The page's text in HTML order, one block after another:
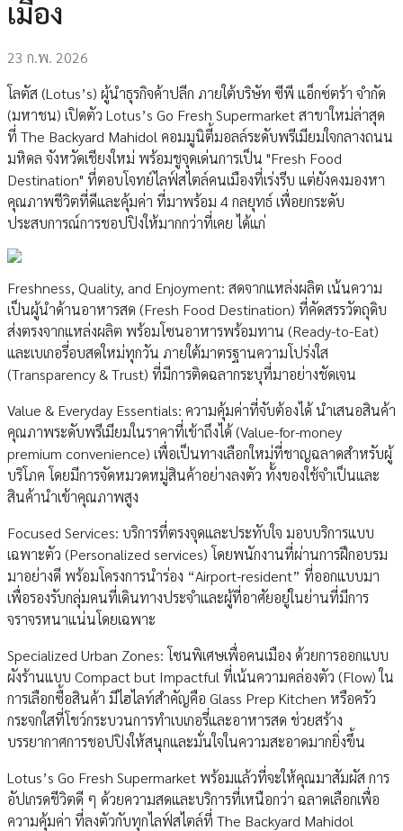
เมือง
23 ก.พ. 2026
โลตัส (Lotus’s) ผู้นำธุรกิจค้าปลีก ภายใต้บริษัท ซีพี แอ็กซ์ตร้า จำกัด
(มหาชน) เปิดตัว Lotus’s Go Fresh Supermarket สาขาใหม่ล่าสุด
ที่ The Backyard Mahidol คอมมูนิตี้มอลล์ระดับพรีเมียมใจกลางถนน
มหิดล จังหวัดเชียงใหม่ พร้อมชูจุดเด่นการเป็น "Fresh Food
Destination" ที่ตอบโจทย์ไลฟ์สไตล์คนเมืองที่เร่งรีบ แต่ยังคงมองหา
คุณภาพชีวิตที่ดีและคุ้มค่า ที่มาพร้อม 4 กลยุทธ์ เพื่อยกระดับ
ประสบการณ์การชอปปิงให้มากกว่าที่เคย ได้แก่
Freshness, Quality, and Enjoyment: สดจากแหล่งผลิต เน้นความ
เป็นผู้นำด้านอาหารสด (Fresh Food Destination) ที่คัดสรรวัตถุดิบ
ส่งตรงจากแหล่งผลิต พร้อมโซนอาหารพร้อมทาน (Ready-to-Eat)
และเบเกอรี่อบสดใหม่ทุกวัน ภายใต้มาตรฐานความโปร่งใส
(Transparency & Trust) ที่มีการติดฉลากระบุที่มาอย่างชัดเจน
Value & Everyday Essentials: ความคุ้มค่าที่จับต้องได้ นำเสนอสินค้า
คุณภาพระดับพรีเมียมในราคาที่เข้าถึงได้ (Value-for-money
premium convenience) เพื่อเป็นทางเลือกใหม่ที่ชาญฉลาดสำหรับผู้
บริโภค โดยมีการจัดหมวดหมู่สินค้าอย่างลงตัว ทั้งของใช้จำเป็นและ
สินค้านำเข้าคุณภาพสูง
Focused Services: บริการที่ตรงจุดและประทับใจ มอบบริการแบบ
เฉพาะตัว (Personalized services) โดยพนักงานที่ผ่านการฝึกอบรม
มาอย่างดี พร้อมโครงการนำร่อง “Airport-resident” ที่ออกแบบมา
เพื่อรองรับกลุ่มคนที่เดินทางประจำและผู้ที่อาศัยอยู่ในย่านที่มีการ
จราจรหนาแน่นโดยเฉพาะ
Specialized Urban Zones: โซนพิเศษเพื่อคนเมือง ด้วยการออกแบบ
ผังร้านแบบ Compact but Impactful ที่เน้นความคล่องตัว (Flow) ใน
การเลือกซื้อสินค้า มีไฮไลท์สำคัญคือ Glass Prep Kitchen หรือครัว
กระจกใสที่โชว์กระบวนการทำเบเกอรี่และอาหารสด ช่วยสร้าง
บรรยากาศการชอปปิงให้สนุกและมั่นใจในความสะอาดมากยิ่งขึ้น
Lotus’s Go Fresh Supermarket พร้อมแล้วที่จะให้คุณมาสัมผัส การ
อัปเกรดชีวิตดี ๆ ด้วยความสดและบริการที่เหนือกว่า ฉลาดเลือกเพื่อ
ความคุ้มค่า ที่ลงตัวกับทุกไลฟ์สไตล์ที่ The Backyard Mahidol